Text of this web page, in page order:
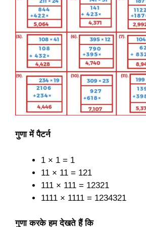
गुणा में पैटर्न
1 × 1 = 1
11 × 11 = 121
111 × 111 = 12321
1111 × 1111 = 1234321
गुणा करके हम देखते हैं कि